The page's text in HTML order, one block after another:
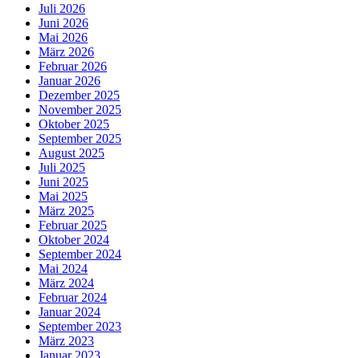
Juli 2026
Juni 2026
Mai 2026
März 2026
Februar 2026
Januar 2026
Dezember 2025
November 2025
Oktober 2025
September 2025
August 2025
Juli 2025
Juni 2025
Mai 2025
März 2025
Februar 2025
Oktober 2024
September 2024
Mai 2024
März 2024
Februar 2024
Januar 2024
September 2023
März 2023
Januar 2023